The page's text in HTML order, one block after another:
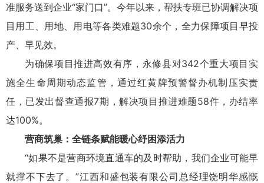
准服务送到企业“家门口”。今年以来，帮扶专班已协调解决项
目用工、用地、用电等各类难题30余个，全力保障项目早投
产、早见效。
为确保项目推进高效有序，永修县对342个重大项目实
施全生命周期动态监管，通过红黄牌预警督办机制压实责
任，已发出督查通报7期，解决项目推进难题58件，办结率
达100%。
营商筑巢：全链条赋能暖心纾困添活力
“如果不是营商环境直通车的及时帮助，我们企业可能早
就撑不下去了。”江西和盛包装有限公司总经理饶明华感慨